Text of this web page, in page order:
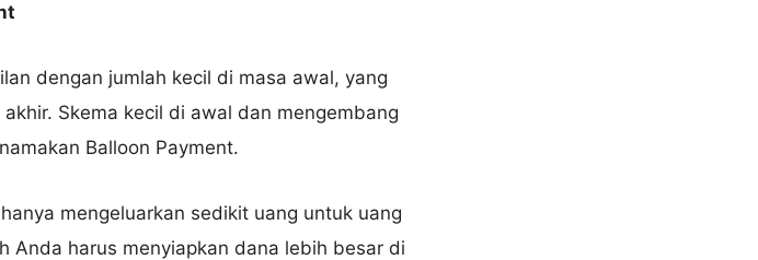
dengan jumlah kecil di masa awal, yang
Skema kecil di awal dan mengembang
Balloon Payment.
mengeluarkan sedikit uang untuk uang
Anda harus menyiapkan dana lebih besar di